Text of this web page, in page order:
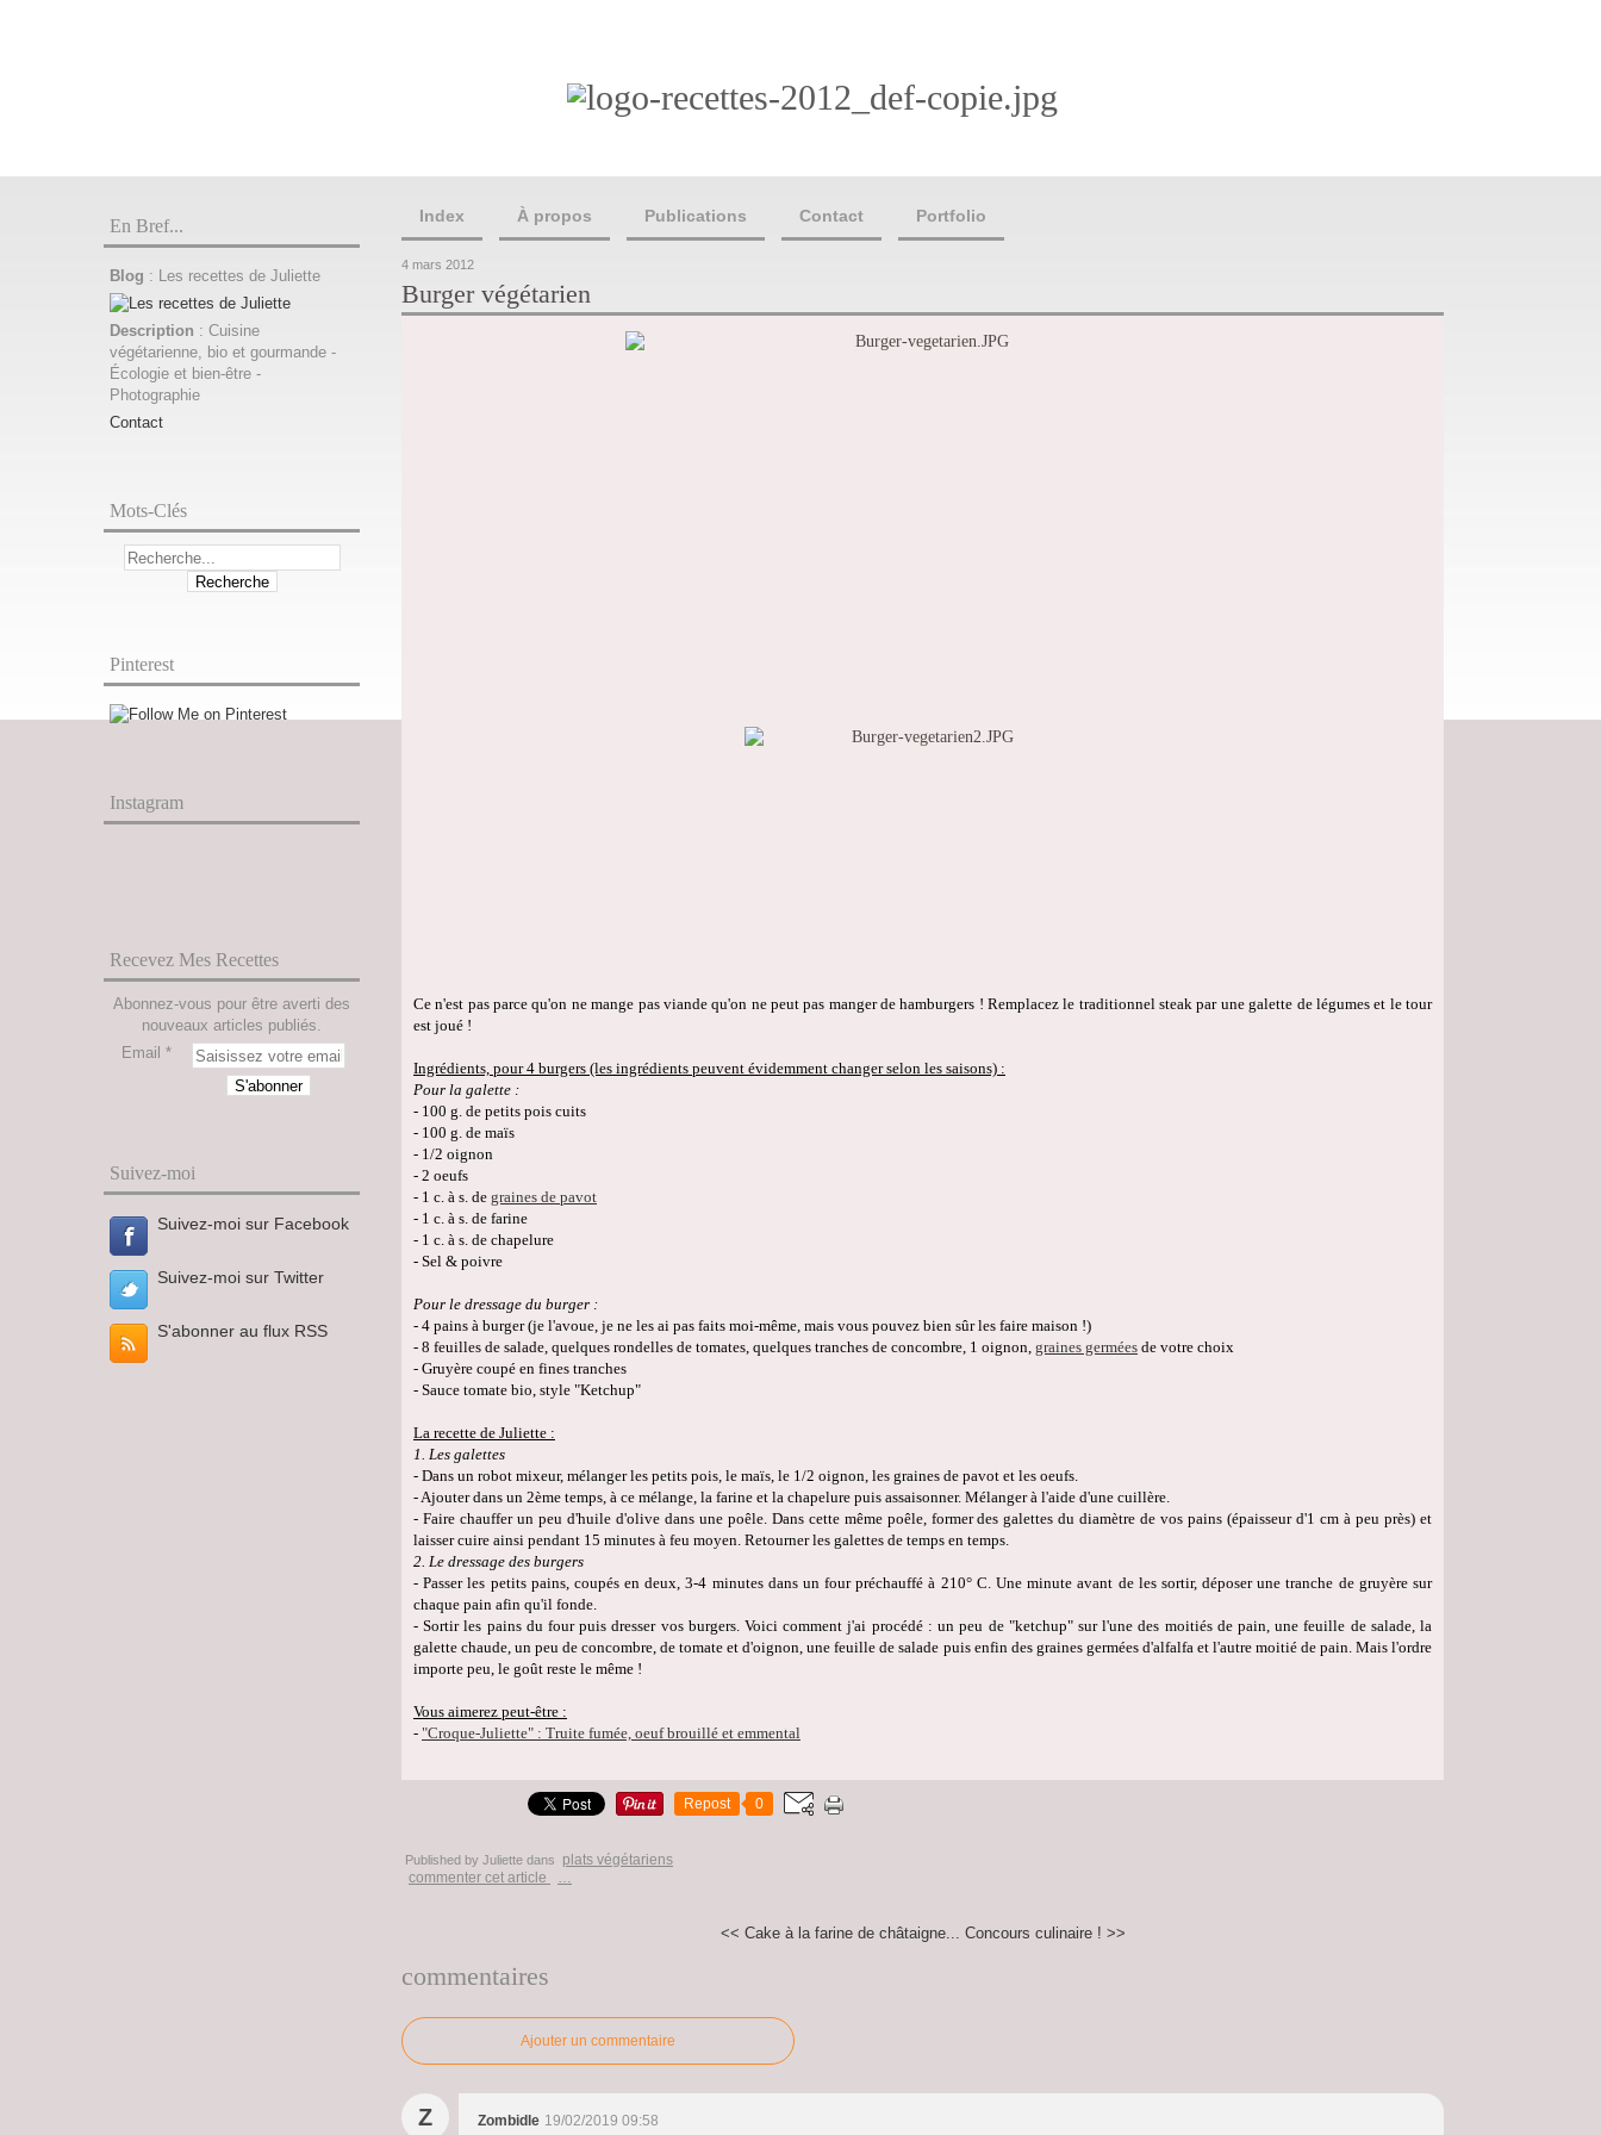
En Bref...
Blog : Les recettes de Juliette
Description : Cuisine
végétarienne, bio et gourmande -
Écologie et bien-être -
Photographie
Contact
Mots-Clés
Pinterest
Instagram
Recevez Mes Recettes
Abonnez-vous pour être averti des
nouveaux articles publiés.
Email
Suivez-moi
Suivez-moi sur Facebook
Suivez-moi sur Twitter
S'abonner au flux RSS
Index À propos Publications Contact Portfolio
4 mars 2012
Burger végétarien
Ce n'est pas parce qu'on ne mange pas viande qu'on ne peut pas manger de hamburgers ! Remplacez le traditionnel steak par une galette de légumes et le tour
est joué !
Ingrédients, pour 4 burgers (les ingrédients peuvent évidemment changer selon les saisons) :
Pour la galette :
- 100 g. de petits pois cuits
- 100 g. de maïs
- 1/2 oignon
- 2 oeufs
- 1 c. à s. de graines de pavot
- 1 c. à s. de farine
- 1 c. à s. de chapelure
- Sel & poivre
Pour le dressage du burger :
- 4 pains à burger (je l'avoue, je ne les ai pas faits moi-même, mais vous pouvez bien sûr les faire maison !)
- 8 feuilles de salade, quelques rondelles de tomates, quelques tranches de concombre, 1 oignon, graines germées de votre choix
- Gruyère coupé en fines tranches
- Sauce tomate bio, style "Ketchup"
La recette de Juliette :
1. Les galettes
- Dans un robot mixeur, mélanger les petits pois, le maïs, le 1/2 oignon, les graines de pavot et les oeufs.
- Ajouter dans un 2ème temps, à ce mélange, la farine et la chapelure puis assaisonner. Mélanger à l'aide d'une cuillère.
- Faire chauffer un peu d'huile d'olive dans une poêle. Dans cette même poêle, former des galettes du diamètre de vos pains (épaisseur d'1 cm à peu près) et
laisser cuire ainsi pendant 15 minutes à feu moyen. Retourner les galettes de temps en temps.
2. Le dressage des burgers
- Passer les petits pains, coupés en deux, 3-4 minutes dans un four préchauffé à 210° C. Une minute avant de les sortir, déposer une tranche de gruyère sur
chaque pain afin qu'il fonde.
- Sortir les pains du four puis dresser vos burgers. Voici comment j'ai procédé : un peu de "ketchup" sur l'une des moitiés de pain, une feuille de salade, la
galette chaude, un peu de concombre, de tomate et d'oignon, une feuille de salade puis enfin des graines germées d'alfalfa et l'autre moitié de pain. Mais l'ordre
importe peu, le goût reste le même !
Vous aimerez peut-être :
- "Croque-Juliette" : Truite fumée, oeuf brouillé et emmental
Repost 0
Published by Juliette dans
plats végétariens
commenter cet article
…
<< Cake à la farine de châtaigne... Concours culinaire ! >>
commentaires
Ajouter un commentaire
Z Zombidle 19/02/2019 09:58